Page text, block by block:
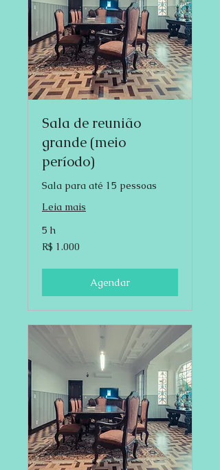
Sala de reunião
grande (meio
período)
Sala para até 15 pessoas
Leia mais
5 h
1.000
Reais
R$ 1.000
Agendar